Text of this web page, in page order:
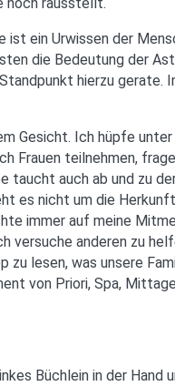
ist ein Urwissen der
die Bedeutung der
hierzu gerate.
Gesicht. Ich hüpfe
Frauen teilnehmen,
auch ab und zu
es nicht um die
immer auf meine
versuche anderen zu
lesen, was unsere
von Priori, Spa,
Büchlein in der